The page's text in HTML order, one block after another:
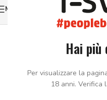
Hai più
Per visualizzare la
18 anni. Verifica
MENU